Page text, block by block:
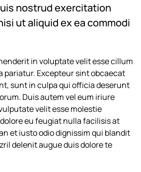
nostrud exercitation
ut aliquid ex ea commodi
in voluptate velit esse cillum
pariatur. Excepteur sint obcaecat
sunt in culpa qui officia deserunt
Duis autem vel eum iriure
velit esse molestie
eu feugiat nulla facilisis at
et iusto odio dignissim qui blandit
delenit augue duis dolore te